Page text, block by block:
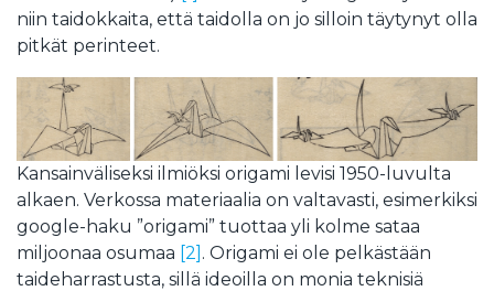
niin taidokkaita, että taidolla on jo silloin täytynyt olla
pitkät perinteet.
Kansainväliseksi ilmiöksi origami levisi 1950-luvulta
alkaen. Verkossa materiaalia on valtavasti, esimerkiksi
google-haku ”origami” tuottaa yli kolme sataa
miljoonaa osumaa [2] . Origami ei ole pelkästään
taideharrastusta, sillä ideoilla on monia teknisiä